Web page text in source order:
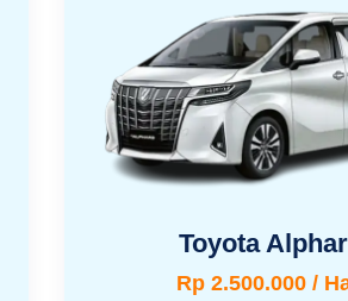
Toyota
Rp 2.500.000 /